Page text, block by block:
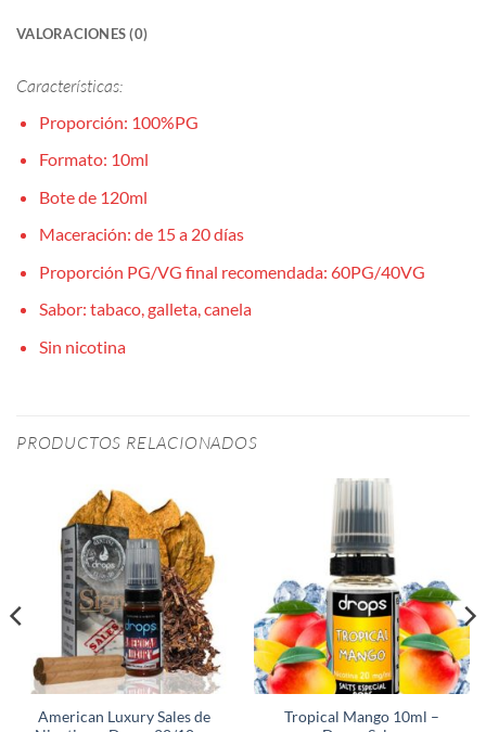
VALORACIONES (0)
Características:
Proporción: 100%PG
Formato: 10ml
Bote de 120ml
Maceración: de 15 a 20 días
Proporción PG/VG final recomendada: 60PG/40VG
Sabor: tabaco, galleta, canela
Sin nicotina
PRODUCTOS RELACIONADOS
American Luxury Sales de
Tropical Mango 10ml –